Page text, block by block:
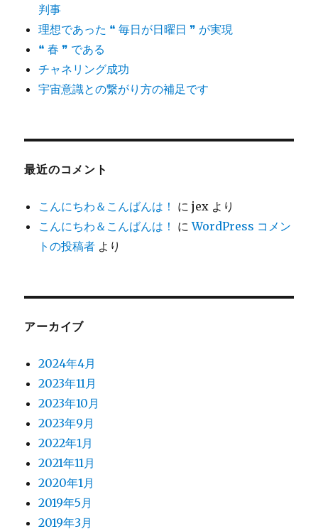
判事
理想であった ❝ 毎日が日曜日 ❞ が実現
❝ 春 ❞ である
チャネリング成功
宇宙意識との繋がり方の補足です
最近のコメント
こんにちわ＆こんばんは！ にjex より
こんにちわ＆こんばんは！ にWordPress コメン
トの投稿者 より
アーカイブ
2024年4月
2023年11月
2023年10月
2023年9月
2022年1月
2021年11月
2020年1月
2019年5月
2019年3月